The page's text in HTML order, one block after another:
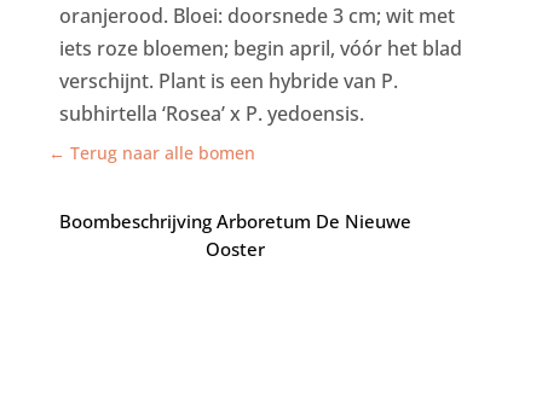
oranjerood. Bloei: doorsnede 3 cm; wit met
iets roze bloemen; begin april, vóór het blad
verschijnt. Plant is een hybride van P.
subhirtella ‘Rosea’ x P. yedoensis.
← Terug naar alle bomen
Boombeschrijving Arboretum De Nieuwe
Ooster